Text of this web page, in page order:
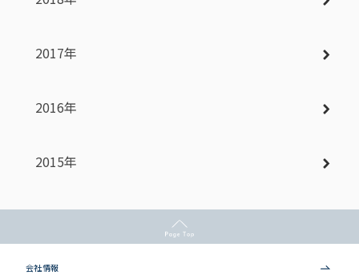
2017年
2016年
2015年
会社情報